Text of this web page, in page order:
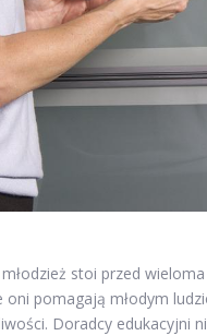
stoi przed
oni pomagają młodym
Doradcy edukacyjni